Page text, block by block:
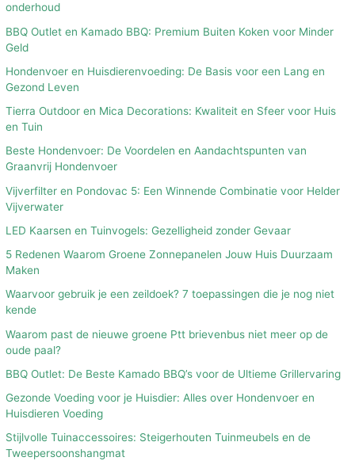
onderhoud
BBQ Outlet en Kamado BBQ: Premium Buiten Koken voor Minder
Geld
Hondenvoer en Huisdierenvoeding: De Basis voor een Lang en
Gezond Leven
Tierra Outdoor en Mica Decorations: Kwaliteit en Sfeer voor Huis
en Tuin
Beste Hondenvoer: De Voordelen en Aandachtspunten van
Graanvrij Hondenvoer
Vijverfilter en Pondovac 5: Een Winnende Combinatie voor Helder
Vijverwater
LED Kaarsen en Tuinvogels: Gezelligheid zonder Gevaar
5 Redenen Waarom Groene Zonnepanelen Jouw Huis Duurzaam
Maken
Waarvoor gebruik je een zeildoek? 7 toepassingen die je nog niet
kende
Waarom past de nieuwe groene Ptt brievenbus niet meer op de
oude paal?
BBQ Outlet: De Beste Kamado BBQ’s voor de Ultieme Grillervaring
Gezonde Voeding voor je Huisdier: Alles over Hondenvoer en
Huisdieren Voeding
Stijlvolle Tuinaccessoires: Steigerhouten Tuinmeubels en de
Tweepersoonshangmat